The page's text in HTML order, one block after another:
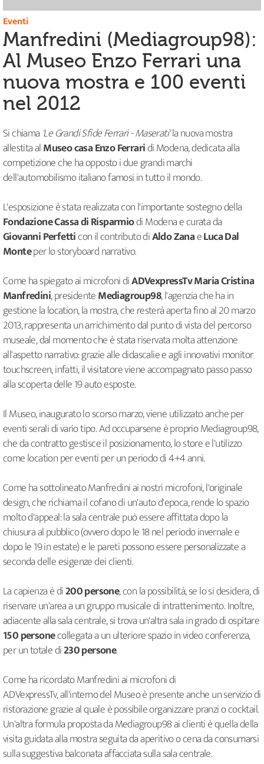
Eventi
Manfredini (Mediagroup98):
Al Museo Enzo Ferrari una
nuova mostra e 100 eventi
nel 2012
Si chiama 'Le Grandi Sfide Ferrari - Maserati'la nuova mostra
allestita alMuseo casa Enzo Ferraridi Modena, dedicata alla
competizione che ha opposto i due grandi marchi
dell'automobilismo italiano famosi in tutto il mondo.
L'esposizione è stata realizzata con l'importante sostegno della
Fondazione Cassa di Risparmiodi Modena e curata da
Giovanni Perfetticon il contributo diAldo ZanaeLuca Dal
Monteper lo storyboard narrativo.
Come ha spiegato ai microfoni diADVexpressTv Maria Cristina
Manfredini, presidenteMediagroup98, l'agenzia che ha in
gestione la location, la mostra, che resterà aperta fino al 20 marzo
2013, rappresenta un arrichimento dal punto di vista del percorso
museale, dal momento che è stata riservata molta attenzione
all'aspetto narrativo: grazie alle didascalie e agli innovativi monitor
touchscreen, infatti, il visitatore viene accompagnato passo passo
alla scoperta delle 19 auto esposte.
Il Museo, inaugurato lo scorso marzo, viene utilizzato anche per
eventi serali di vario tipo. Ad occuparsene è proprio Mediagroup98,
che da contratto gestisce il posizionamento, lo store e l'utilizzo
come location per eventi per un periodo di 4+4 anni.
Come ha sottolineato Manfredini ai nostri microfoni, l'originale
design, che richiama il cofano di un'auto d'epoca, rende lo spazio
molto d'appeal: la sala centrale può essere affittata dopo la
chiusura al pubblico (ovvero dopo le 18 nel periodo invernale e
dopo le 19 in estate) e le pareti possono essere personalizzate a
seconda delle esigenze dei clienti.
La capienza è di200 persone, con la possibilità, se lo si desidera, di
riservare un'area a un gruppo musicale di intrattenimento. Inoltre,
adiacente alla sala centrale, si trova un'altra sala in grado di ospitare
150 personecollegata a un ulteriore spazio in video conferenza,
per un totale di230 persone.
Come ha ricordato Manfredini ai microfoni di
ADVexpressTv, all'interno del Museo è presente anche un servizio di
ristorazione grazie al quale è possibile organizzare pranzi o cocktail.
Un'altra formula proposta da Mediagroup98 ai clienti è quella della
visita guidata alla mostra seguita da aperitivo o cena da consumarsi
sulla suggestiva balconata affacciata sulla sala centrale.